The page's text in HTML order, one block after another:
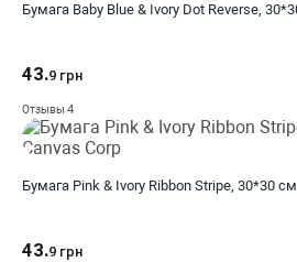
Бумага Baby Blue & Ivory Dot Reverse,
43.9 грн
Отзывы 4
Бумага Pink & Ivory Ribbon Stripe, 30*30
43.9 грн